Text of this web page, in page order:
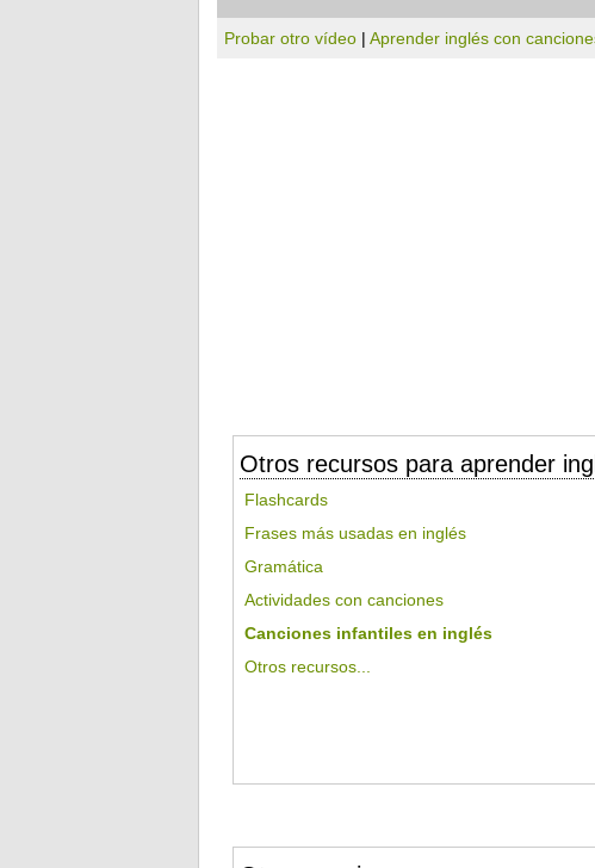
Probar otro vídeo | Aprender inglés con
Otros recursos para aprender
Flashcards
Frases más usadas en inglés
Gramática
Actividades con canciones
Canciones infantiles en inglés
Otros recursos...